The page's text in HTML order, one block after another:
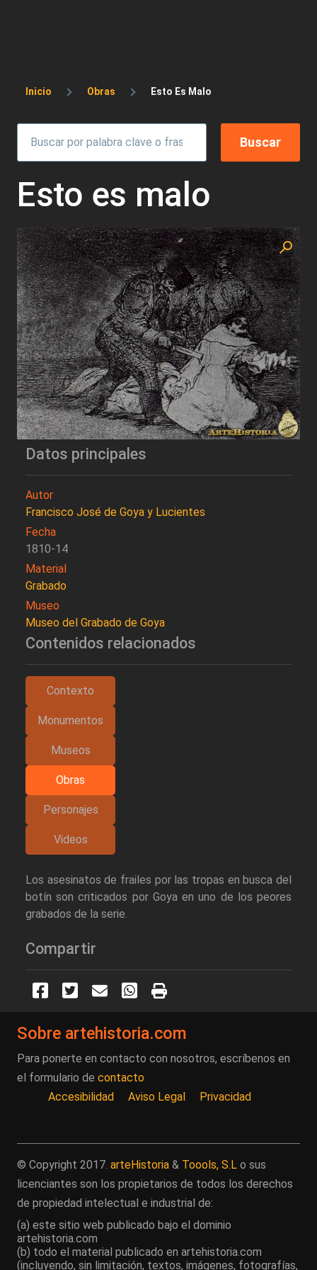
Sobrescribir enlaces de ayuda a la
Inicio Obras Esto Es Malo
Esto es malo
Datos principales
Autor
Francisco José de Goya y Lucientes
Fecha
1810-14
Material
Grabado
Museo
Museo del Grabado de Goya
Contenidos relacionados
Contexto
Monumentos
Museos
Obras
Personajes
Videos
Los asesinatos de frailes por las tropas en busca del
botín son criticados por Goya en uno de los peores
grabados de la serie.
Compartir
Sobre artehistoria.com
Para ponerte en contacto con nosotros, escríbenos en
el formulario de contacto
Accesibilidad
Aviso Legal Privacidad
© Copyright 2017. arteHistoria & Toools, S.L o sus
licenciantes son los propietarios de todos los derechos
de propiedad intelectual e industrial de:
(a) este sitio web publicado bajo el dominio
artehistoria.com
(b) todo el material publicado en artehistoria.com
(incluyendo, sin limitación, textos, imágenes, fotografías,